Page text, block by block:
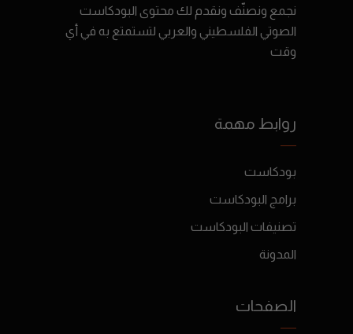
نجمع ونصنّف ونقدم لك محتوى البودكاست
الصوتي الفلسطيني والعربي لتستمتع به في أي
وقت
روابط مهمة
بودكاست
برامج البودكاست
تصنيفات البودكاست
المدونة
الصفحات